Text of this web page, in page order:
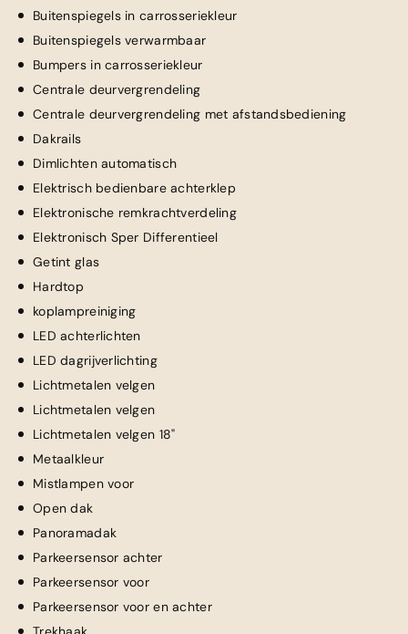
Buitenspiegels in carrosseriekleur
Buitenspiegels verwarmbaar
Bumpers in carrosseriekleur
Centrale deurvergrendeling
Centrale deurvergrendeling met afstandsbediening
Dakrails
Dimlichten automatisch
Elektrisch bedienbare achterklep
Elektronische remkrachtverdeling
Elektronisch Sper Differentieel
Getint glas
Hardtop
koplampreiniging
LED achterlichten
LED dagrijverlichting
Lichtmetalen velgen
Lichtmetalen velgen
Lichtmetalen velgen 18"
Metaalkleur
Mistlampen voor
Open dak
Panoramadak
Parkeersensor achter
Parkeersensor voor
Parkeersensor voor en achter